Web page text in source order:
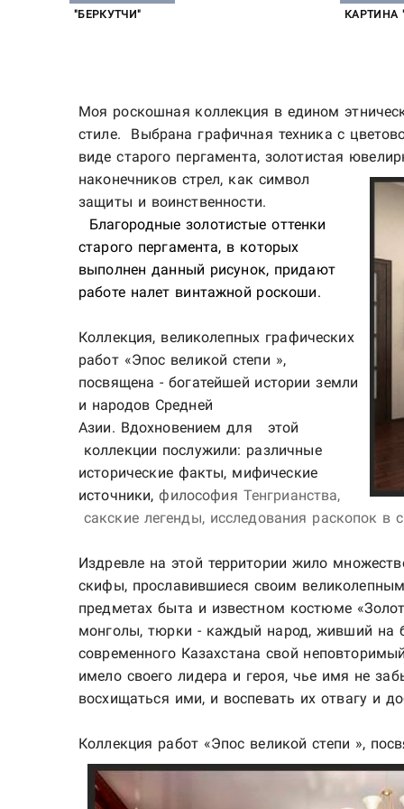
"БЕРКУТЧИ"
КАРТИНА
Моя роскошная коллекция в едином
стиле. Выбрана графичная техника с
виде старого пергамента, золотистая
наконечников стрел, как символ
защиты и воинственности.
Благородные золотистые оттенки
старого пергамента, в которых
выполнен данный рисунок, придают
работе налет винтажной роскоши.
Коллекция, великолепных графических
работ «Эпос великой степи »,
посвящена - богатейшей истории земли
и народов Средней
Азии. Вдохновением для этой
коллекции послужили: различные
исторические факты, мифические
источники,философия Тенгрианства,
сакские легенды, исследования раскопок в
Издревле на этой территории жило
скифы, прославившиеся своим
предметах быта и известном костюме
монголы, тюрки - каждый народ, живший на
современного Казахстана свой
имело своего лидера и героя, чье имя не
восхищаться ими, и воспевать их отвагу и
Коллекция работ «Эпос великой степи »,